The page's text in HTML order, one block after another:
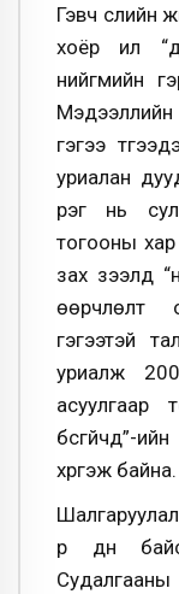
Гэвч сүүлийн
хоёр илүү
нийгмийн
гэгээ
уриалан
үүрэг нь
тогооны хар
зах зээлд
өөрчлөлт
гэгээтэй
уриалж
асуулгаар
хүргэж байна.
үр дүн